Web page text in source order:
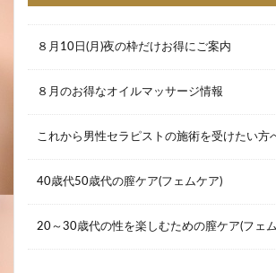
８月10日(月)夜の枠だけお得にご案内
８月のお得なオイルマッサージ情報
これから男性セラピストの施術を受けたい方
40歳代50歳代の膣ケア(フェムケア)
20～30歳代の性を楽しむための膣ケア(フェ